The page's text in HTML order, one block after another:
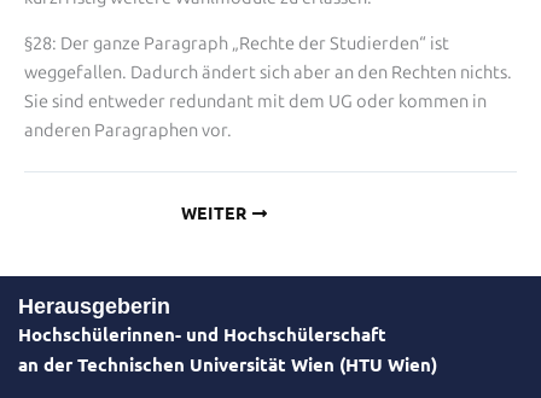
§28: Der ganze Paragraph „Rechte der Studierden“ ist
weggefallen. Dadurch ändert sich aber an den Rechten nichts.
Sie sind entweder redundant mit dem UG oder kommen in
anderen Paragraphen vor.
WEITER
Herausgeberin
Hochschülerinnen- und Hochschülerschaft
an der Technischen Universität Wien (HTU Wien)